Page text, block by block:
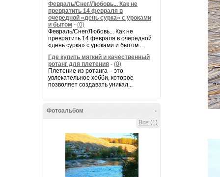
Февраль/Снег/Любовь... Как не
превратить 14 февраля в
очередной «день сурка» с уроками
и бытом - (0)
Февраль/Снег/Любовь... Как не
превратить 14 февраля в очередной
«день сурка» с уроками и бытом ...
Где купить мягкий и качественный
ротанг для плетения - (0)
Плетение из ротанга – это
увлекательное хобби, которое
позволяет создавать уникал...
-
Фотоальбом
Все (1)